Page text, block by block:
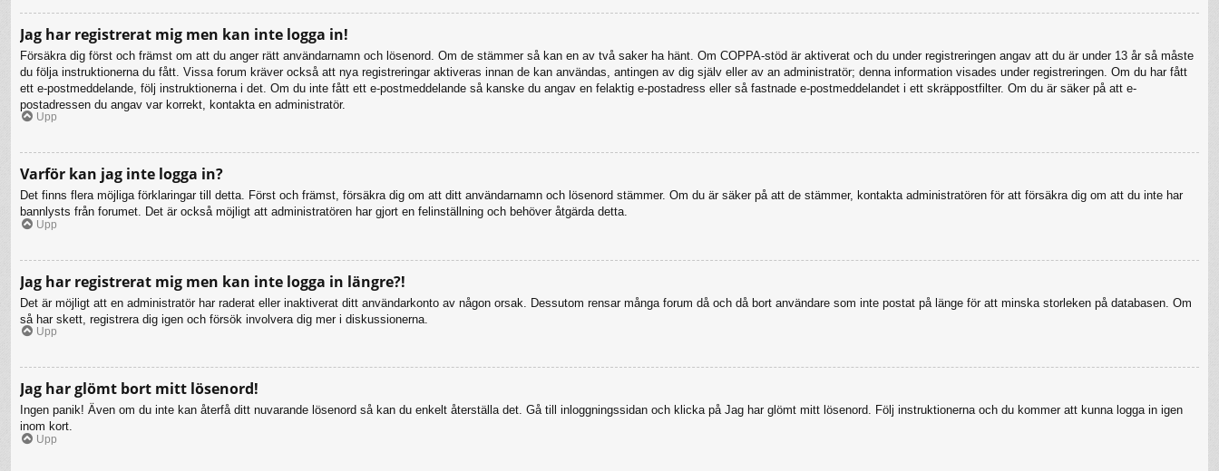
Jag har registrerat mig men kan inte logga in!
Försäkra dig först och främst om att du anger rätt användarnamn och lösenord. Om de stämmer så kan en av två saker ha hänt. Om COPPA-stöd är aktiverat och du under registreringen angav att du är under 13 år så måste
du följa instruktionerna du fått. Vissa forum kräver också att nya registreringar aktiveras innan de kan användas, antingen av dig själv eller av an administratör; denna information visades under registreringen. Om du har fått
ett e-postmeddelande, följ instruktionerna i det. Om du inte fått ett e-postmeddelande så kanske du angav en felaktig e-postadress eller så fastnade e-postmeddelandet i ett skräppostfilter. Om du är säker på att e-
postadressen du angav var korrekt, kontakta en administratör.
Upp
Varför kan jag inte logga in?
Det finns flera möjliga förklaringar till detta. Först och främst, försäkra dig om att ditt användarnamn och lösenord stämmer. Om du är säker på att de stämmer, kontakta administratören för att försäkra dig om att du inte har
bannlysts från forumet. Det är också möjligt att administratören har gjort en felinställning och behöver åtgärda detta.
Upp
Jag har registrerat mig men kan inte logga in längre?!
Det är möjligt att en administratör har raderat eller inaktiverat ditt användarkonto av någon orsak. Dessutom rensar många forum då och då bort användare som inte postat på länge för att minska storleken på databasen. Om
så har skett, registrera dig igen och försök involvera dig mer i diskussionerna.
Upp
Jag har glömt bort mitt lösenord!
Ingen panik! Även om du inte kan återfå ditt nuvarande lösenord så kan du enkelt återställa det. Gå till inloggningssidan och klicka på Jag har glömt mitt lösenord. Följ instruktionerna och du kommer att kunna logga in igen
inom kort.
Upp